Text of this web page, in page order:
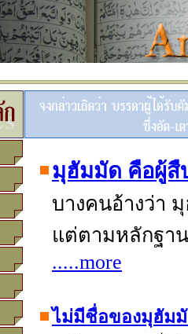
มุฮัมมัด คือผู้
บางคนอ้างว่า
แต่ตามหลักฐา
.....more
ไม่มีชื่อของมุฮัม